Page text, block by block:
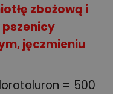
zbożową i
jęczmieniu
= 500